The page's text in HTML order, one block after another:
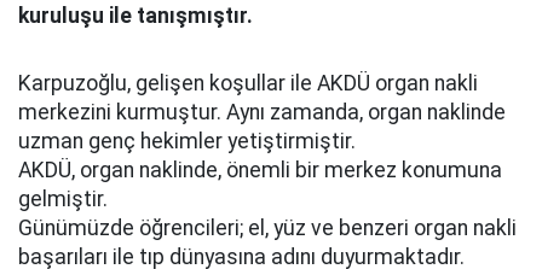
kuruluşu ile tanışmıştır.
Karpuzoğlu, gelişen koşullar ile AKDÜ organ nakli
merkezini kurmuştur. Aynı zamanda, organ naklinde
uzman genç hekimler yetiştirmiştir.
AKDÜ, organ naklinde, önemli bir merkez konumuna
gelmiştir.
Günümüzde öğrencileri; el, yüz ve benzeri organ nakli
başarıları ile tıp dünyasına adını duyurmaktadır.